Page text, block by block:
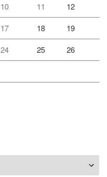
10 11 12
17 18 19
24 25 26